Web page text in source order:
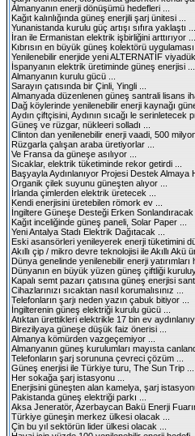
Almanyanın enerji dönüşümü hedefleri ...
Kağıt kalınlığında güneş enerjili şarj ünitesi ...
Yunanistanda kurulu güç artışı sıfıra yaklaştı ...
İran ile Ermanistan elektrik işbirliğini arttırıyor ...
Kıbrısın en büyük güneş kolektörü
Yenilenebilir enerjide yeni ALTERNATİF
İspanyanın elektrik üretiminde güneş enerjisi ...
Almanyanın kurulu gücü ...
Sarayın çatısında bir Çinli, Yingli ...
Almanyada düzenlenen güneş santrali lisans
Dağ köylerinde yenilenebilir enerji kaynağı
Aydın çiftçisini, Aydının sıcağı le serinletecek
Güneş ve rüzgar, nükleeri solladı ...
Clinton dan yenilenebilir enerji vaadi, 500
Rüzgarla çalışan araba üretiyorlar ...
Ve Fransa da güneşe asılıyor ...
Sıcaklar, elektrik tüketiminde rekor getirdi ...
Başyayla Aydınlanıyor Projesi Destek Almaya
Organik çilek suyunu güneşten alıyor ...
İrlanda çimlerden elektrik üretecek ...
Kendi enerjisini üretebilen römork ev ...
İngiltere Güneşe Desteği Erken Sonlandıracak
Kağıt inceliğinde güneş paneli, Solar Paper ...
Yeni Antalya Stadı Elektrik Dağıtacak ...
Eski asansörleri yenileyerek enerji tüketimini
Akıllı çip / mikro devre teknolojisi ile Akıllı Akü
Dünya genelinde yenilenebilir enerji yatırımları
Dünyanın en büyük yüzen güneş çiftliği
Kapalı semt pazarı çatısına güneş enerjisi
Cihazlarınızı sıcaktan nasıl korumalısınız ...
Telefonların şarjı neden yazın çabuk bitiyor ...
İngilterenin güneş elektriği kurulu gücü ...
Atıktan ürettikleri elektrikle 17 bin ev
Birezilyaya güneşe düşük faiz önerisi ...
Almanya kömürden vazgeçemiyor ...
Almanyanın güneş kurulumları mayısta
Telefonların şarj sorununa çevreci çözüm ...
Güneş enerjisi ile Türkiye turu, The Sun Trip ...
Her sokağa şarj istasyonu ...
Enerjisini güneşten alan kamelya, şarj
Pakistanda güneş elektriği parkı ...
Aksa Jeneratör, Azerbaycan Bakü Enerji
Türkiye güneşin merkez ülkesi olacak ...
Çin bu yıl sektörün lider ülkesi olacak ...